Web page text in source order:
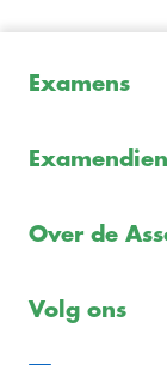
Examens
Over de
Freelance
Volg ons